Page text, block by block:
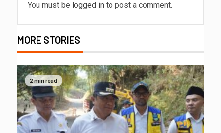
You must be logged in to post a comment.
MORE STORIES
2 min read